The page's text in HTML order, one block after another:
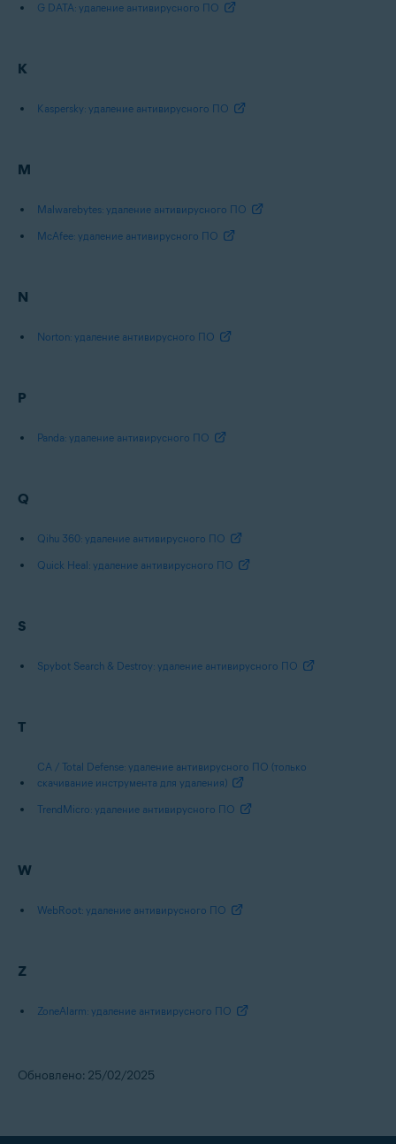
G DATA: удаление антивирусного ПО
K
Kaspersky: удаление антивирусного ПО
М
Malwarebytes: удаление антивирусного ПО
McAfee: удаление антивирусного ПО
N
Norton: удаление антивирусного ПО
P
Panda: удаление антивирусного ПО
Q
Qihu 360: удаление антивирусного ПО
Quick Heal: удаление антивирусного ПО
S
Spybot Search & Destroy: удаление антивирусного ПО
T
CA / Total Defense: удаление антивирусного ПО (только
скачивание инструмента для удаления)
TrendMicro: удаление антивирусного ПО
W
WebRoot: удаление антивирусного ПО
Z
ZoneAlarm: удаление антивирусного ПО
Обновлено: 25/02/2025